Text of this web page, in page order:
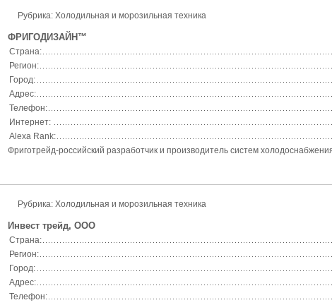
Рубрика: Холодильная и морозильная техника
ФРИГОДИЗАЙН™
Страна:
Регион:
Город:
Адрес:
Телефон:
Интернет:
Alexa Rank:
Фриготрейд-российский разработчик и производитель систем
Рубрика: Холодильная и морозильная техника
Инвест трейд, ООО
Страна:
Регион:
Город:
Адрес:
Телефон: